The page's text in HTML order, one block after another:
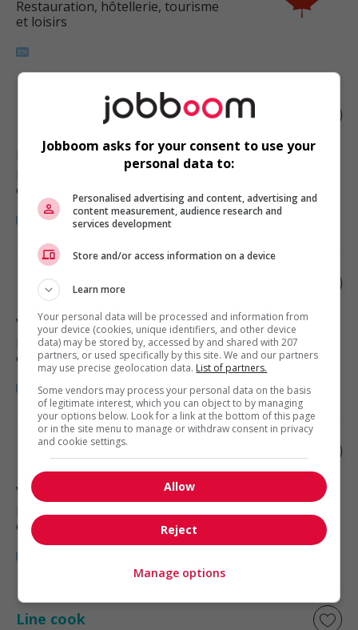
Restauration, hôtellerie, tourisme
et loisirs
North Vancouver, BC
Restauration, hôtellerie, tourisme
et loisirs
Line cook
Vancouver, BC
Restauration, hôtellerie, tourisme
et loisirs
Line cook
Vancouver
Restauration, hôtellerie, tourisme
et loisirs
Line cook
Jobboom asks for your consent to use your
personal data to:
Personalised advertising and content, advertising and
content measurement, audience research and
services development
Store and/or access information on a device
Learn more
Your personal data will be processed and information from
your device (cookies, unique identifiers, and other device
data) may be stored by, accessed by and shared with 207
partners, or used specifically by this site. We and our partners
may use precise geolocation data. List of partners.
Some vendors may process your personal data on the basis
of legitimate interest, which you can object to by managing
your options below. Look for a link at the bottom of this page
or in the site menu to manage or withdraw consent in privacy
and cookie settings.
Allow
Reject
Manage options